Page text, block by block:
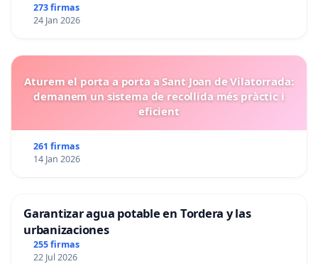
273 firmas
24 Jan 2026
Aturem el porta a porta a Sant Joan de Vilatorrada:
demanem un sistema de recollida més pràctic i
eficient
261 firmas
14 Jan 2026
Garantizar agua potable en Tordera y las
urbanizaciones
255 firmas
22 Jul 2026